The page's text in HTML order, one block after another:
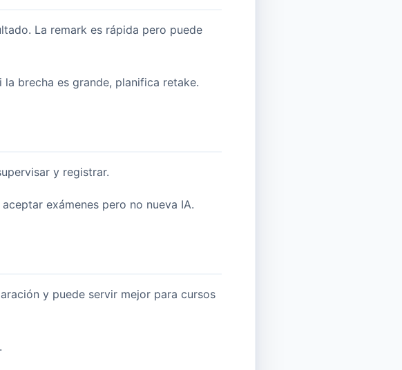
La remark es rápida pero puede
brecha es grande, planifica retake.
y registrar.
exámenes pero no nueva IA.
y puede servir mejor para cursos